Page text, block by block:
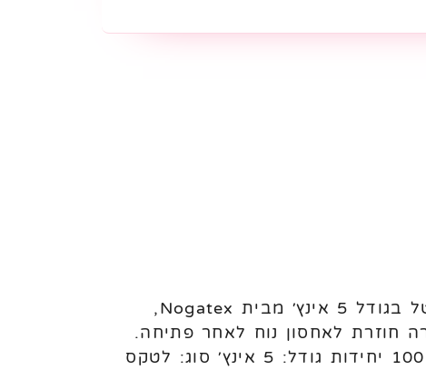
בלוני לטקס פסטל 5 אינץ׳ Nogatex – 100 יחידות לניפוח באוויר בלוני לטקס פסטל בגודל 5 אינץ׳ מבית Nogatex,
שקית עם פס סגירה חוזרת לאחסון נוח לאחר פתיחה.
מתאימים לעיצוב בלונים, מילוי בלונים גדולים, קישוטים ואירועים. מאפיינים: כמות: 100 יחידות גודל: 5 אינץ׳ סוג: לטקס